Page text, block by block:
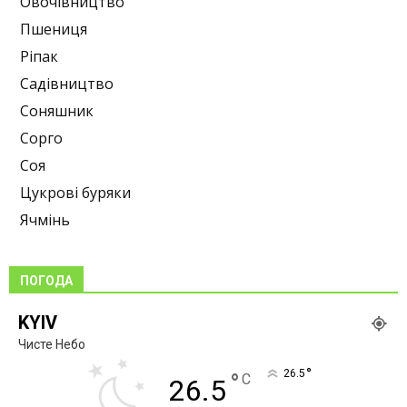
Пшениця
Ріпак
Садівництво
Соняшник
Сорго
Соя
Цукрові буряки
Ячмінь
ПОГОДА
KYIV
Чисте Небо
26.5 ° C 26.5 °